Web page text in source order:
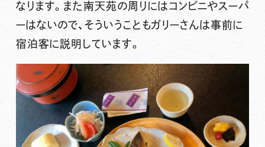
なります。また南天苑の周りにはコンビニやスーパ
ーはないので、そういうこともガリーさんは事前に
宿泊客に説明しています。